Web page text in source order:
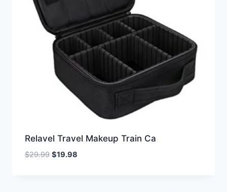
Relavel Travel Makeup Train Ca
$29.99 Oorspronkelijke
$19.98Huidige